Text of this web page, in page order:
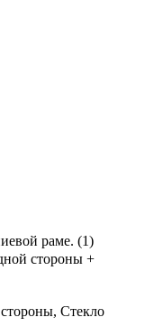
раме. (1)
стороны +
Cтекло